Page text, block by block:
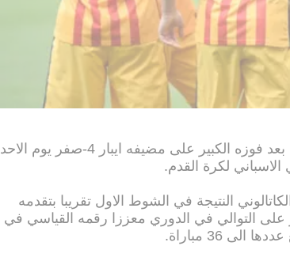
تابع برشلونة طريقه نحو الاحتفاظ باللقب بعد فوزه الكبير على مضيفه ايبار 4-صفر يوم الاحد
لكرة القدم.
النتيجة في الشوط الاول تقريبا بتقدمه
التوالي في الدوري معززا رقمه القياسي في
36 مباراة.